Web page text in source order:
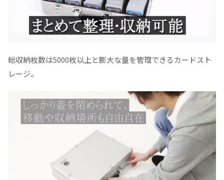
総収納枚数は5000枚以上と膨大な量を管理できるカードスト
レージ。